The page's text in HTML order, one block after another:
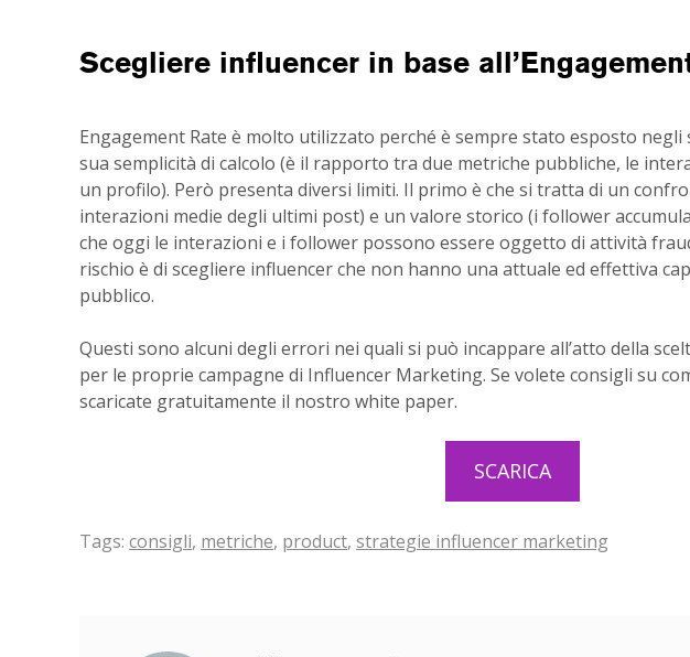
Scegliere influencer in base
Engagement Rate è molto utilizzato perché è sempre stato esposto
sua semplicità di calcolo (è il rapporto tra due metriche pubbliche, le
un profilo). Però presenta diversi limiti. Il primo è che si tratta di un
interazioni medie degli ultimi post) e un valore storico (i follower
che oggi le interazioni e i follower possono essere oggetto di attività
rischio è di scegliere influencer che non hanno una attuale ed effettiva
pubblico.
Questi sono alcuni degli errori nei quali si può incappare all’atto della
per le proprie campagne di Influencer Marketing. Se volete consigli su
scaricate gratuitamente il nostro white paper.
SCARICA
Tags:consigli, metriche, product,strategie influencer marketing